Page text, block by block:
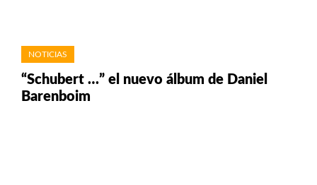
NOTICIAS
“Schubert …” el nuevo álbum de Daniel
Barenboim